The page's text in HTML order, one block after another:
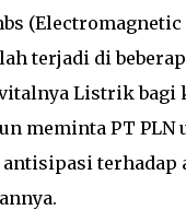
(Electromagnetic
terjadi di
Listrik bagi
meminta PT
terhadap